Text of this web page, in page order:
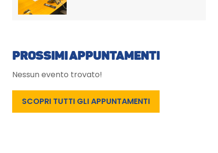
PROSSIMI APPUNTAMENTI
Nessun evento trovato!
SCOPRI TUTTI GLI APPUNTAMENTI